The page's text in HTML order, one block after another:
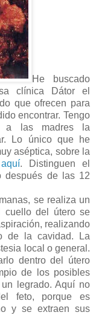
He buscado
clínica Dátor el
que ofrecen para
encontrar. Tengo
a las madres la
Lo único que he
aséptica, sobre la
aquí. Distinguen el
después de las 12
se realiza un
cuello del útero se
realizando
de la cavidad. La
local o general.
dentro del útero
de los posibles
legrado. Aquí no
feto, porque es
y se extraen sus